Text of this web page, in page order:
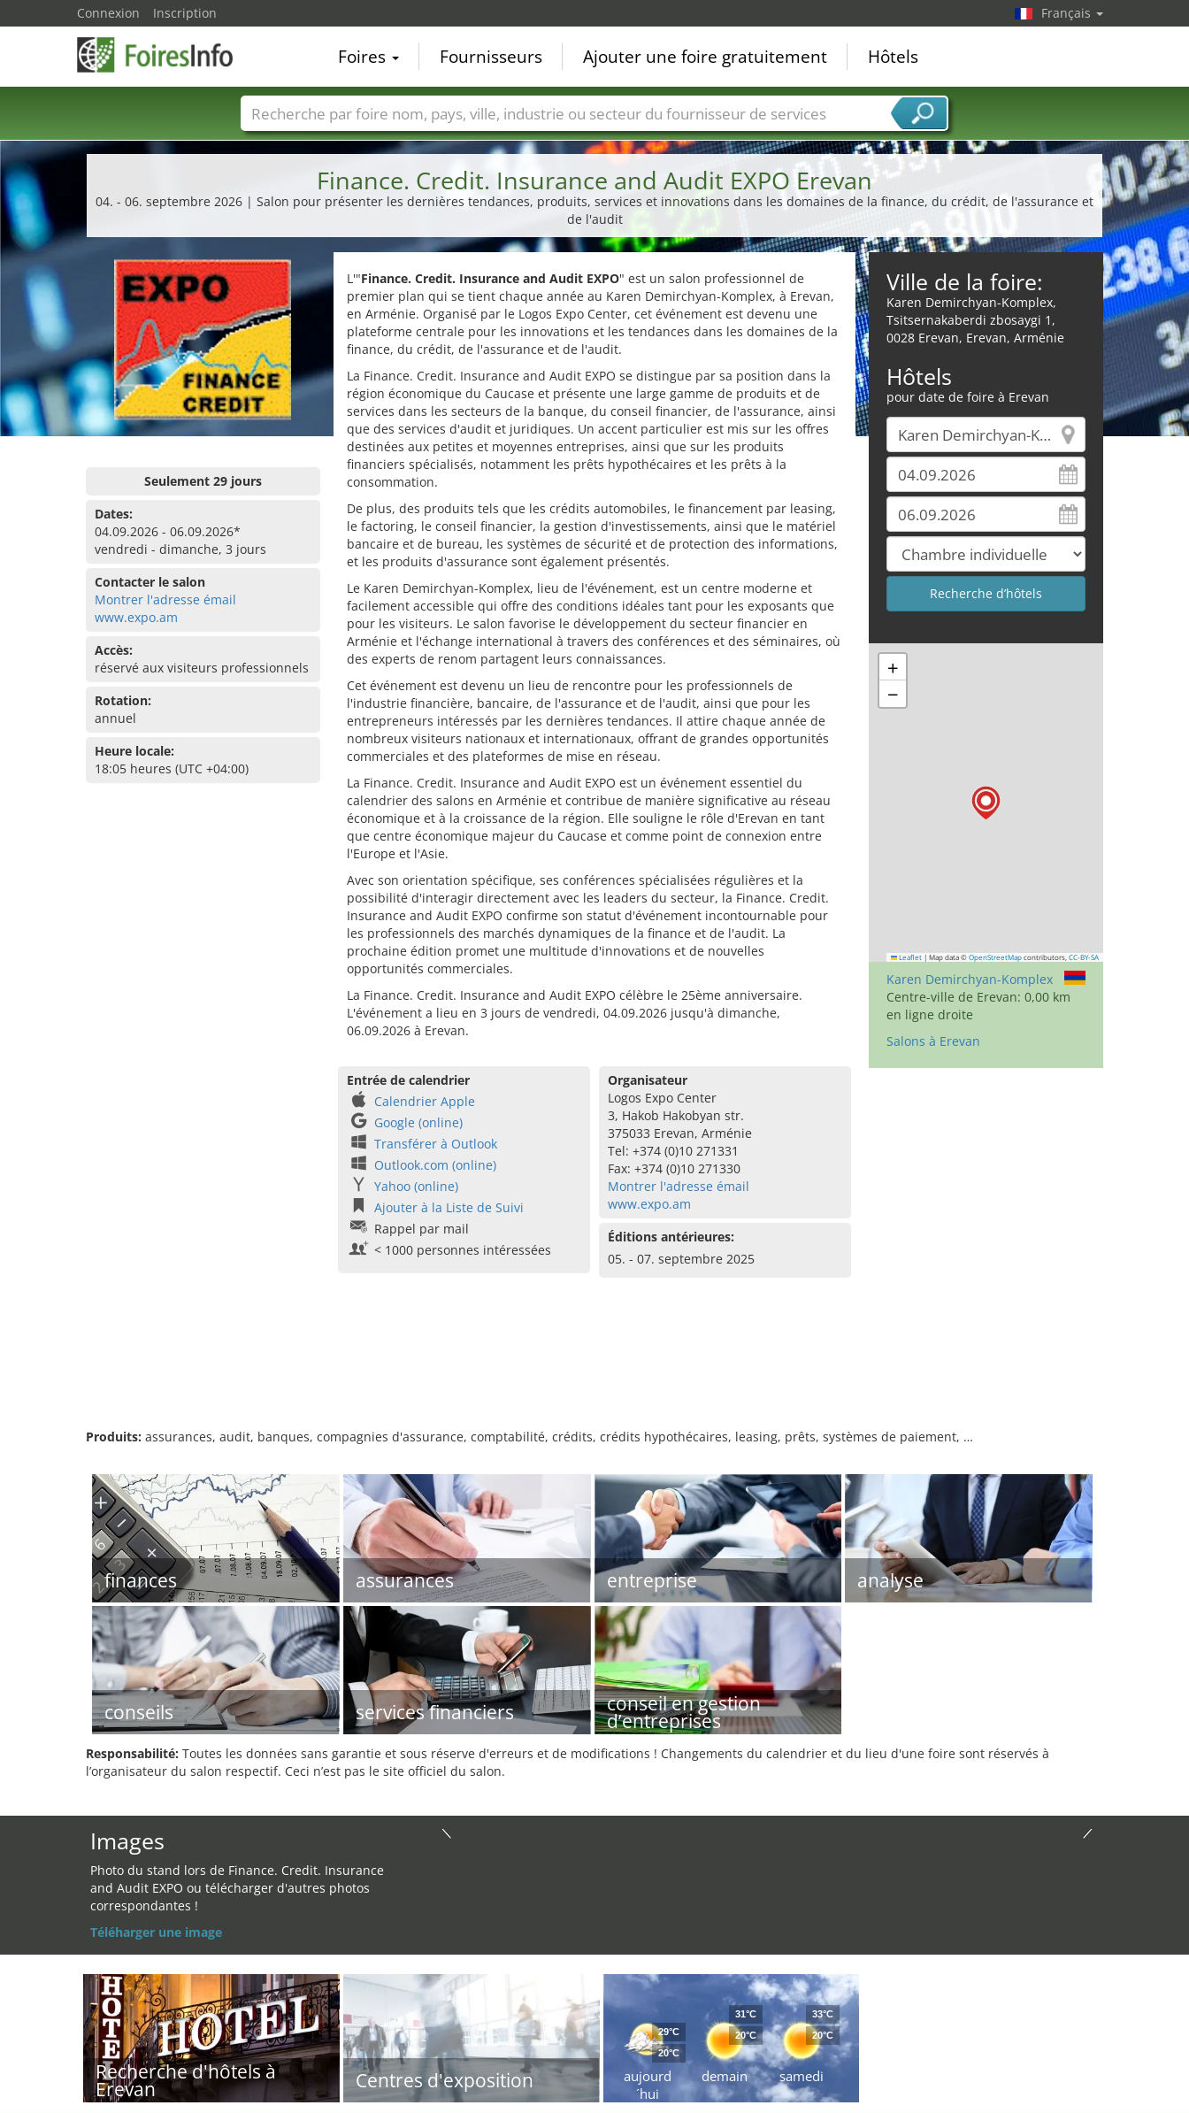
Finance. Credit. Insurance and Audit EXPO Erevan
04. - 06. septembre 2026 | Salon pour présenter les dernières tendances, produits, services et innovations dans les domaines de la finance, du crédit, de l'assurance et
de l'audit
Seulement 29 jours
Dates:
04.09.2026 - 06.09.2026*
vendredi - dimanche, 3 jours
Contacter le salon
Montrer l'adresse émail
www.expo.am
Accès:
réservé aux visiteurs professionnels
Rotation:
annuel
Heure locale:
18:05 heures (UTC +04:00)
L'"Finance. Credit. Insurance and Audit EXPO" est un salon professionnel de
premier plan qui se tient chaque année au Karen Demirchyan-Komplex, à Erevan,
en Arménie. Organisé par le Logos Expo Center, cet événement est devenu une
plateforme centrale pour les innovations et les tendances dans les domaines de la
finance, du crédit, de l'assurance et de l'audit.
La Finance. Credit. Insurance and Audit EXPO se distingue par sa position dans la
région économique du Caucase et présente une large gamme de produits et de
services dans les secteurs de la banque, du conseil financier, de l'assurance, ainsi
que des services d'audit et juridiques. Un accent particulier est mis sur les offres
destinées aux petites et moyennes entreprises, ainsi que sur les produits
financiers spécialisés, notamment les prêts hypothécaires et les prêts à la
consommation.
De plus, des produits tels que les crédits automobiles, le financement par leasing,
le factoring, le conseil financier, la gestion d'investissements, ainsi que le matériel
bancaire et de bureau, les systèmes de sécurité et de protection des informations,
et les produits d'assurance sont également présentés.
Le Karen Demirchyan-Komplex, lieu de l'événement, est un centre moderne et
facilement accessible qui offre des conditions idéales tant pour les exposants que
pour les visiteurs. Le salon favorise le développement du secteur financier en
Arménie et l'échange international à travers des conférences et des séminaires, où
des experts de renom partagent leurs connaissances.
Cet événement est devenu un lieu de rencontre pour les professionnels de
l'industrie financière, bancaire, de l'assurance et de l'audit, ainsi que pour les
entrepreneurs intéressés par les dernières tendances. Il attire chaque année de
nombreux visiteurs nationaux et internationaux, offrant de grandes opportunités
commerciales et des plateformes de mise en réseau.
La Finance. Credit. Insurance and Audit EXPO est un événement essentiel du
calendrier des salons en Arménie et contribue de manière significative au réseau
économique et à la croissance de la région. Elle souligne le rôle d'Erevan en tant
que centre économique majeur du Caucase et comme point de connexion entre
l'Europe et l'Asie.
Avec son orientation spécifique, ses conférences spécialisées régulières et la
possibilité d'interagir directement avec les leaders du secteur, la Finance. Credit.
Insurance and Audit EXPO confirme son statut d'événement incontournable pour
les professionnels des marchés dynamiques de la finance et de l'audit. La
prochaine édition promet une multitude d'innovations et de nouvelles
opportunités commerciales.
La Finance. Credit. Insurance and Audit EXPO célèbre le 25ème anniversaire.
L'événement a lieu en 3 jours de vendredi, 04.09.2026 jusqu'à dimanche,
06.09.2026 à Erevan.
Entrée de calendrier
Calendrier Apple
Google (online)
Transférer à Outlook
Outlook.com (online)
Yahoo (online)
Ajouter à la Liste de Suivi
Rappel par mail
< 1000 personnes intéressées
Organisateur
Logos Expo Center
3, Hakob Hakobyan str.
375033 Erevan, Arménie
Tel: +374 (0)10 271331
Fax: +374 (0)10 271330
Montrer l'adresse émail
www.expo.am
Éditions antérieures:
05. - 07. septembre 2025
Ville de la foire:
Karen Demirchyan-Komplex,
Tsitsernakaberdi zbosaygi 1,
0028 Erevan, Erevan, Arménie
Hôtels
pour date de foire à Erevan
+
−
Leaflet | Map data © OpenStreetMap contributors, CC-BY-SA
Karen Demirchyan-Komplex
Centre-ville de Erevan: 0,00 km
en ligne droite
Salons à Erevan
Produits: assurances, audit, banques, compagnies d'assurance, comptabilité, crédits, crédits hypothécaires, leasing, prêts, systèmes de paiement, …
finances assurances entreprise analyse
conseils services financiers conseil en gestion
d’entreprises
Responsabilité: Toutes les données sans garantie et sous réserve d'erreurs et de modifications ! Changements du calendrier et du lieu d'une foire sont réservés à
l’organisateur du salon respectif. Ceci n’est pas le site officiel du salon.
Images
Photo du stand lors de Finance. Credit. Insurance
and Audit EXPO ou télécharger d'autres photos
correspondantes !
Téléharger une image
Recherche d'hôtels à
Erevan Centres d'exposition
aujourd
´hui
29°C
20°C
demain
31°C
20°C
samedi
33°C
20°C
Connexion Inscription Français
Foires Fournisseurs Ajouter une foire gratuitement Hôtels
Foire noms Pays Villes Secteurs de foire Secteurs du fournisseur de services